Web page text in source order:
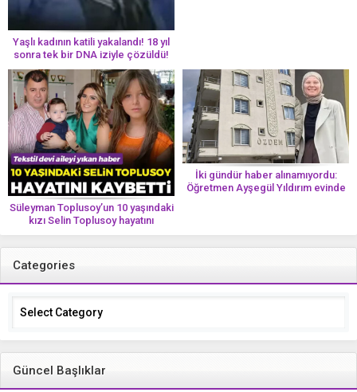
Yaşlı kadının katili yakalandı! 18 yıl
sonra tek bir DNA iziyle çözüldü!
Süleyman Toplusoy’un 10 yaşındaki
kızı Selin Toplusoy hayatını
kaybetti! ‘Ah dünya güzeli melek’
İki gündür haber alınamıyordu:
Öğretmen Ayşegül Yıldırım evinde
Categories
Categories
Güncel Başlıklar